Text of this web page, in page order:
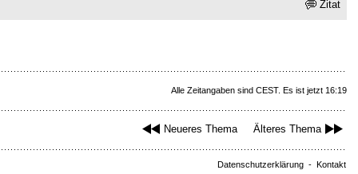
Zitat
Alle Zeitangaben sind CEST. Es ist jetzt 16:19
Neueres Thema Älteres Thema
Datenschutzerklärung - Kontakt